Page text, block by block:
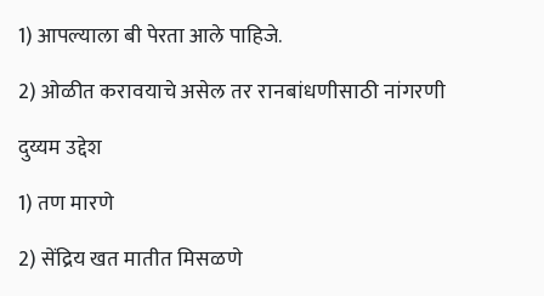
1) आपल्याला बी पेरता आले पाहिजे.
2) ओळीत करावयाचे असेल तर रानबांधणीसाठी नांगरणी
दुय्यम उद्देश
1) तण मारणे
2) सेंद्रिय खत मातीत मिसळणे